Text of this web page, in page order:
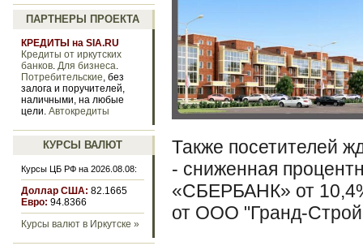
ПАРТНЕРЫ ПРОЕКТА
КРЕДИТЫ на SIA.RU
Кредиты от иркутских
банков. Для бизнеса.
Потребительские, без
залога и поручителей,
наличными, на любые
цели. Автокредиты
КУРСЫ ВАЛЮТ
Курсы ЦБ РФ на 2026.08.08:
Доллар США: 82.1665
Евро: 94.8366
Курсы валют в Иркутске »
Также посетителей
- сниженная
«СБЕРБАНК» от
от ООО "Гранд-